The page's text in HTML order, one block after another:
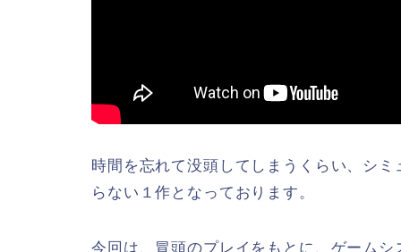
時間を忘れて没頭してしまうくらい、シ
らない１作となっております。
今回は、冒頭のプレイをもとに、ゲーム